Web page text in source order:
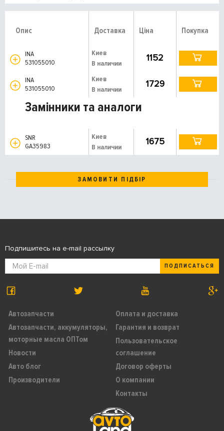
Опис Доставка Ціна Покупка
INA
531055010
Киев
В наличии
1152
INA
531055010
Киев
В наличии
1729
Замінники та аналоги
SNR
GA35983
Киев
В наличии
1675
ЗАМОВИТИ ПІДБІР
Автозапчасти
Автозапчасти, аккумуляторы,
моторные масла ОПТом
Новости
Авто блог
Производители
Оплата и доставка
Гарантия и возврат
Пользовательское
соглашение
Договор оферты
О компании
Контакты
Подпишитесь на e-mail рассылку
ПОДПИСАТЬСЯ